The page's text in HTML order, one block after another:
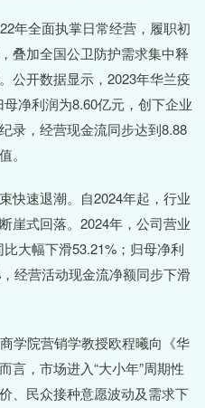
全面执掌日常经营，履职初
叠加全国公卫防护需求集中释
公开数据显示，2023年华兰疫
净利润为8.60亿元，创下企业
录，经营现金流同步达到8.88
。
速退潮。自2024年起，行业
崖式回落。2024年，公司营业
大幅下滑53.21%；归母净利
经营活动现金流净额同步下滑
院营销学教授欧程曦向《华
言，市场进入“大小年”周期性
、民众接种意愿波动及需求下